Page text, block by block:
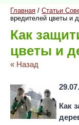
Главная / Статьи
вредителей цветы и
Как
цветы и
« Назад
Как